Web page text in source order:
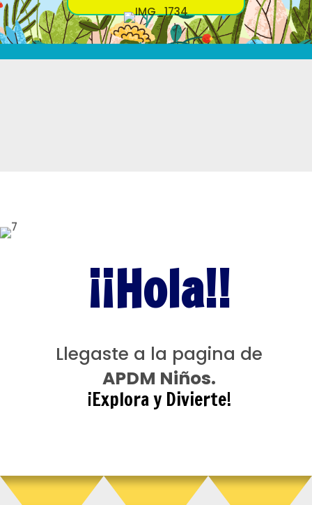
¡¡Hola!!
Llegaste a la pagina de
APDM Niños.
¡Explora y Divierte!